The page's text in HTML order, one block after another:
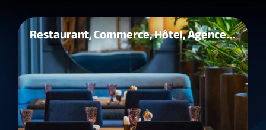
Restaurant, Commerce, Hôtel, Agence...